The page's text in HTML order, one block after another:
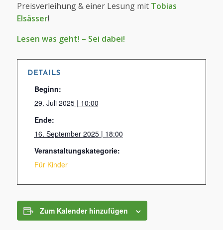
Preisverleihung & einer Lesung mitTobias
Elsässer!
Lesen was geht! – Sei dabei!
DETAILS
Beginn:
29. Juli 2025 | 10:00
Ende:
16. September 2025 | 18:00
Veranstaltungskategorie:
Für Kinder
Zum Kalender hinzufügen